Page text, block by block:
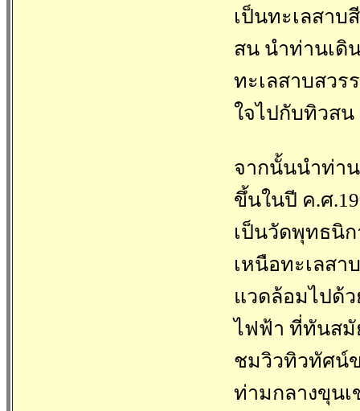
เป็นทะเลสา
สน นำท่านเดิ
ทะเลสาบสว
ใจไปกับทิวส
จากนั้นนำท่า
ขึ้นในปี ค.ศ
เป็นวัดพุทธนิก
เหนือทะเลสา
แวดล้อมไปด้
ไฟฟ้า ที่ทันสมั
ชมวิวทิวทัศน์
ท่ามกลางขุนเ